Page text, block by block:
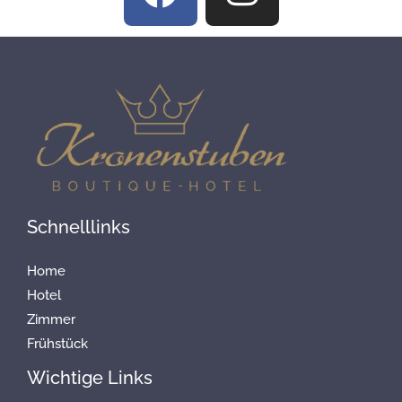
c
e
b
o
o
s
a
g
r
Schnelllinks
Home
Hotel
Zimmer
Frühstück
Wichtige Links